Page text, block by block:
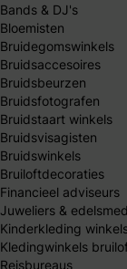
Bands & DJ's
Bloemisten
Bruidegomswinkels
Bruidsaccesoires
Bruidsbeurzen
Bruidsfotografen
Bruidstaart winkels
Bruidsvisagisten
Bruidswinkels
Bruiloftdecoraties
Financieel adviseurs
Juweliers &
Kinderkleding
Kledingwinkels
Reisbureaus